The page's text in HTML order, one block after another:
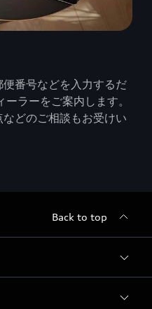
番号などを入力するだ
ラーをご案内します。
どのご相談もお受けい
Back to top